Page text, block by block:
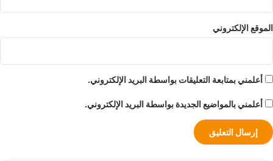
الموقع الإلكتروني
أعلمني بمتابعة التعليقات بواسطة البريد الإلكتروني.
أعلمني بالمواضيع الجديدة بواسطة البريد الإلكتروني.